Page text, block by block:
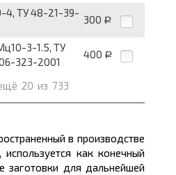
ТУ 48-21-39-
300 Р
3-1.5, ТУ
323-2001
400 Р
20 из 733
в производстве
как конечный
заготовки для дальнейшей